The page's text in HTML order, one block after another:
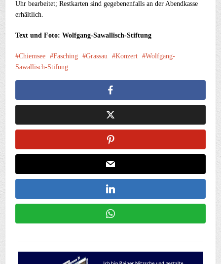
Uhr bearbeitet; Restkarten sind gegebenenfalls an der Abendkasse
erhältlich.
Text und Foto: Wolfgang-Sawallisch-Stiftung
Chiemsee Fasching Grassau Konzert
Wolfgang-
Sawallisch-Stifung